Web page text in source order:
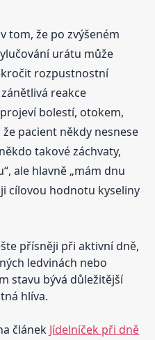
tom, že po zvýšeném
urátu může
rozpustnostní
reakce
bolestí, otokem,
pacient někdy nesnese
takové záchvaty,
ale hlavně „mám dnu
cílovou hodnotu kyseliny
přísněji při aktivní dně,
ledvinách nebo
stavu bývá důležitější
hlíva.
článek Jídelníček při dně